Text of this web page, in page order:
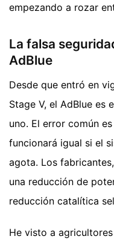
empezando a rozar
La falsa
AdBlue
Desde que entró en
Stage V, el AdBlue es
uno. El error común
funcionará igual si el
agota. Los
una reducción de
reducción catalítica
He visto a